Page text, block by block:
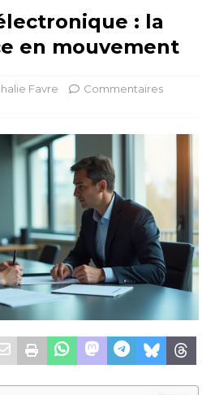
: la
en mouvement
Favre
Commentaires